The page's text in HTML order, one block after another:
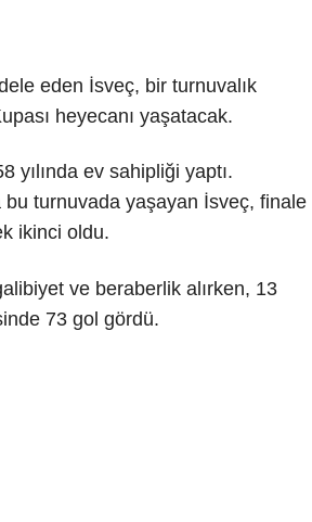
eden İsveç, bir turnuvalık
heyecanı yaşatacak.
yılında ev sahipliği yaptı.
bu turnuvada yaşayan İsveç, finale
ikinci oldu.
ve beraberlik alırken, 13
73 gol gördü.